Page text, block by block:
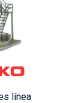
línea